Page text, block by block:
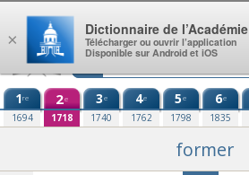
Aller au contenu
1re
1694
2e
1718
3e
1740
4e
1762
5e
1798
6e
1835
former
×
Dictionnaire de l’Académie
Télécharger ou ouvrir l’application
Disponible sur Android et iOS